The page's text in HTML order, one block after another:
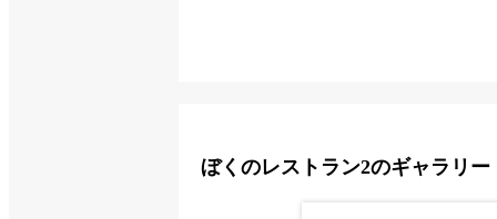
ぼくのレストラン2のギャラリー